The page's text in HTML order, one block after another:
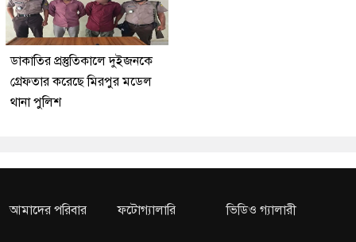
ডাকাতির প্রস্তুতিকালে দুইজনকে
গ্রেফতার করেছে মিরপুর মডেল
থানা পুলিশ
আমাদের পরিবার ফটোগ্যালারি ভিডিও গ্যালারী